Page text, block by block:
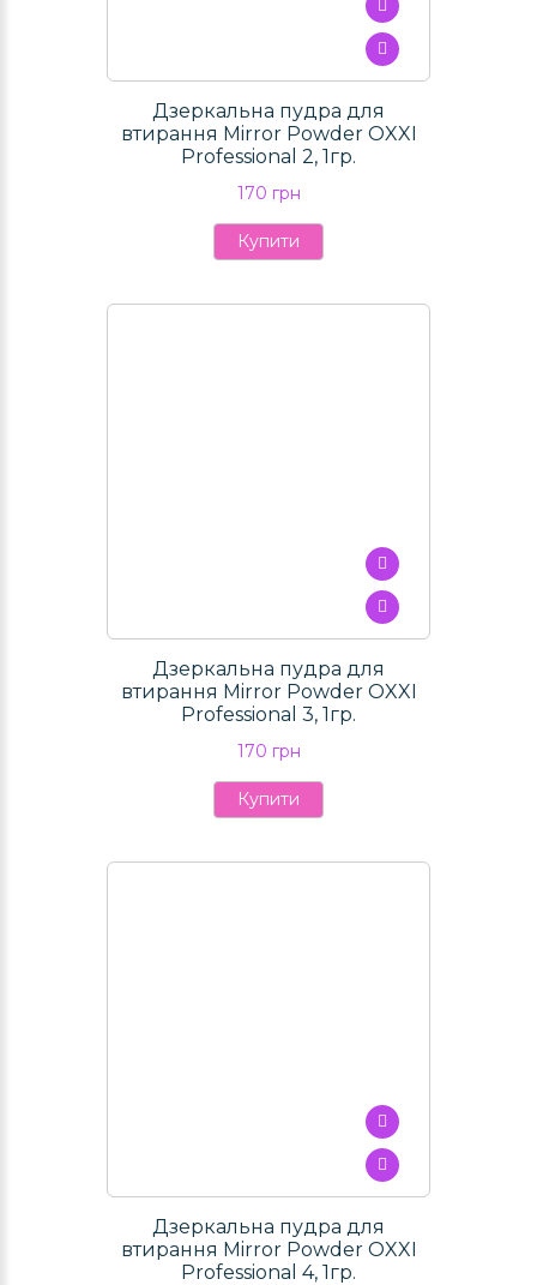
Дзеркальна пудра для
втирання Mirror Powder OXXI
Professional 2, 1гр.
170 грн
Купити
Дзеркальна пудра для
втирання Mirror Powder OXXI
Professional 3, 1гр.
170 грн
Купити
Дзеркальна пудра для
втирання Mirror Powder OXXI
Professional 4, 1гр.